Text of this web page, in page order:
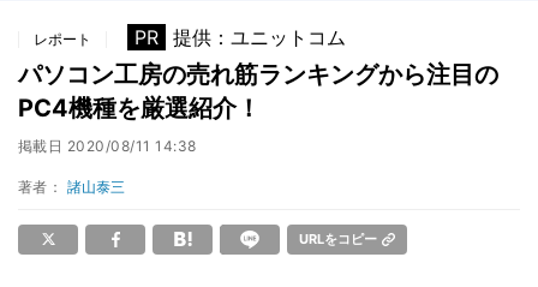
レポート PR 提供：ユニットコム
パソコン工房の売れ筋ランキングから注目の
PC4機種を厳選紹介！
掲載日 2020/08/11 14:38
著者： 諸山泰三
URLをコピー